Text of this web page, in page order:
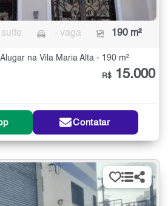
suíte - vaga 190 m²
na Vila Maria Alta - 190 m²
R$ 15.000
Contatar